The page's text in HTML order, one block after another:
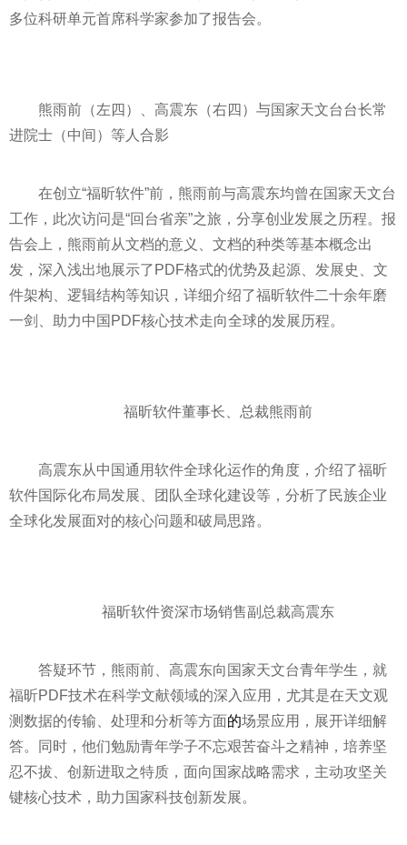
多位科研单元首席科学家参加了报告会。
熊雨前（左四）、高震东（右四）与国家天文台台长常
进院士（中间）等人合影
在创立“福昕软件”前，熊雨前与高震东均曾在国家天文台
工作，此次访问是“回台省亲”之旅，分享创业发展之历程。报
告会上，熊雨前从文档的意义、文档的种类等基本概念出
发，深入浅出地展示了PDF格式的优势及起源、发展史、文
件架构、逻辑结构等知识，详细介绍了福昕软件二十余年磨
一剑、助力中国PDF核心技术走向全球的发展历程。
福昕软件董事长、总裁熊雨前
高震东从中国通用软件全球化运作的角度，介绍了福昕
软件国际化布局发展、团队全球化建设等，分析了民族企业
全球化发展面对的核心问题和破局思路。
福昕软件资深市场销售副总裁高震东
答疑环节，熊雨前、高震东向 国家天文台青年学生，就
福昕PDF技术在科学文献领域的深入应用，尤其是在天文观
测数据的传输、处理和分析等方面的场景应用，展开详细解
答。同时，他们勉励青年学子不忘艰苦奋斗之精神 ，培养坚
忍不拔、创新进取之特质，面向 国家战略需求，主动攻坚关
键核心技术，助力 国家科技创新发展。